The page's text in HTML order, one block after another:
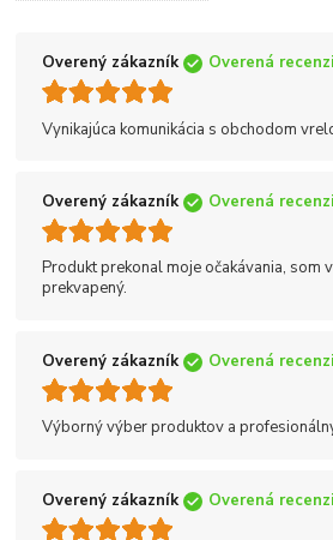
Overený zákazník Overená
Vynikajúca komunikácia s obchodom
Overený zákazník Overená
Produkt prekonal moje očakávania, som
prekvapený.
Overený zákazník Overená
Výborný výber produktov a
Overený zákazník Overená